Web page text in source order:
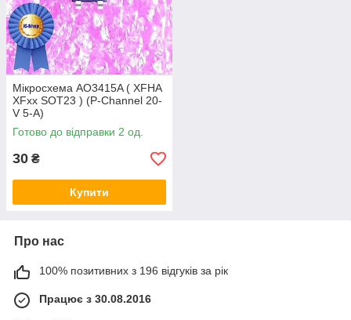
Мікросхема AO3415A ( XFHA
XFxx SOT23 ) (P-Channel 20-
V 5-A)
Готово до відправки 2 од.
30 ₴
Купити
Про нас
100% позитивних з 196 відгуків за рік
Працює з 30.08.2016